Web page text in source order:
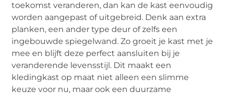
toekomst veranderen, dan kan de kast eenvoudig
worden aangepast of uitgebreid. Denk aan extra
planken, een ander type deur of zelfs een
ingebouwde spiegelwand. Zo groeit je kast met je
mee en blijft deze perfect aansluiten bij je
veranderende levensstijl. Dit maakt een
kledingkast op maat niet alleen een slimme
keuze voor nu, maar ook een duurzame